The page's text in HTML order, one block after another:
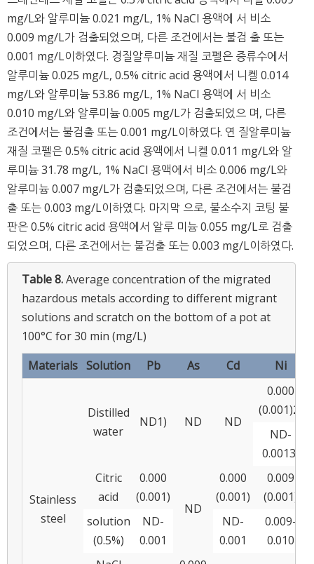
mg/L와 알루미늄 0.021 mg/L, 1% NaCl 용액에 서 비소
0.009 mg/L가 검출되었으며, 다른 조건에서는 불검 출 또는
0.001 mg/L이하였다. 경질알루미늄 재질 코펠은 증류수에서
알루미늄 0.025 mg/L, 0.5% citric acid 용액에서 니켈 0.014
mg/L와 알루미늄 53.86 mg/L, 1% NaCl 용액에 서 비소
0.010 mg/L와 알루미늄 0.005 mg/L가 검출되었으 며, 다른
조건에서는 불검출 또는 0.001 mg/L이하였다. 연 질알루미늄
재질 코펠은 0.5% citric acid 용액에서 니켈 0.011 mg/L와 알
루미늄 31.78 mg/L, 1% NaCl 용액에서 비소 0.006 mg/L와
알루미늄 0.007 mg/L가 검출되었으며, 다른 조건에서는 불검
출 또는 0.003 mg/L이하였다. 마지막 으로, 불소수지 코팅 불
판은 0.5% citric acid 용액에서 알루 미늄 0.055 mg/L로 검출
되었으며, 다른 조건에서는 불검출 또는 0.003 mg/L이하였다.
Table 8.Average concentration of the migrated
hazardous metals according to different migrant
solutions and scratch on the bottom of a pot at
100°C for 30 min (mg/L)
Materials Solution Pb As Cd Ni
Stainless
steel
Distilled
water
ND1) ND ND
0.000
(0.001)2)
ND-
0.0013)
Citric
acid
0.000
(0.001)
ND
0.000
(0.001)
0.009
(0.001)
solution
(0.5%)
ND-
0.001
ND-
0.001
0.009-
0.010